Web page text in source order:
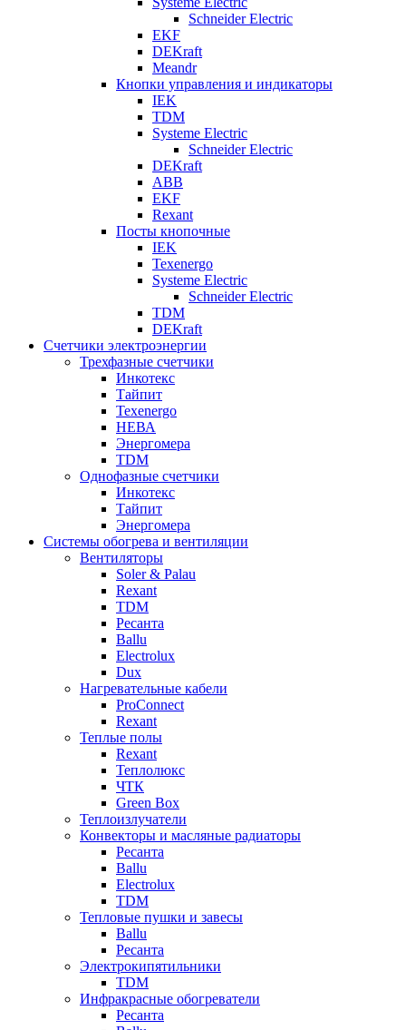
Schneider Electric
EKF
DEKraft
Meandr
Кнопки управления и индикаторы
IEK
TDM
Systeme Electric
Schneider Electric
DEKraft
ABB
EKF
Rexant
Посты кнопочные
IEK
Texenergo
Systeme Electric
Schneider Electric
TDM
DEKraft
Счетчики электроэнергии
Трехфазные счетчики
Инкотекс
Тайпит
Texenergo
НЕВА
Энергомера
TDM
Однофазные счетчики
Инкотекс
Тайпит
Энергомера
Системы обогрева и вентиляции
Вентиляторы
Soler & Palau
Rexant
TDM
Ресанта
Ballu
Electrolux
Dux
Нагревательные кабели
ProConnect
Rexant
Теплые полы
Rexant
Теплолюкс
ЧТК
Green Box
Теплоизлучатели
Конвекторы и масляные радиаторы
Ресанта
Ballu
Electrolux
TDM
Тепловые пушки и завесы
Ballu
Ресанта
Электрокипятильники
TDM
Инфракрасные обогреватели
Ресанта